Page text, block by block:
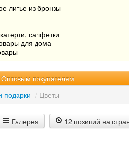
литье из бронзы
салфетки
для дома
Оптовым покупателям
подарки / Цветы
Галерея 12 позиций на